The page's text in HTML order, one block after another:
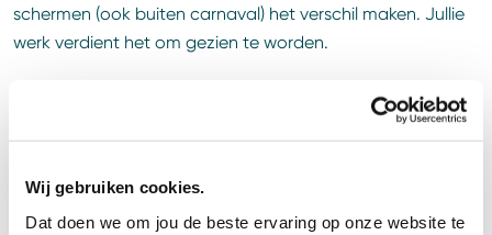
Wij gebruiken cookies.
Dat doen we om jou de beste ervaring op onze website te
schermen (ook buiten carnaval) het verschil maken. Jullie
werk verdient het om gezien te worden.
Deel dit artikel